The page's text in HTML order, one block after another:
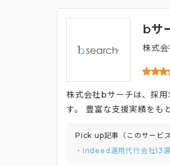
bサ
株式
株式会社bサーチは、採
す。 豊富な支援実績をも
Pick up記事（このサービ
・Indeed運用代行会社13